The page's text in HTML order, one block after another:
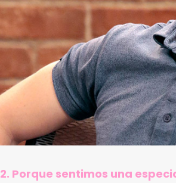
2. Porque sentimos una